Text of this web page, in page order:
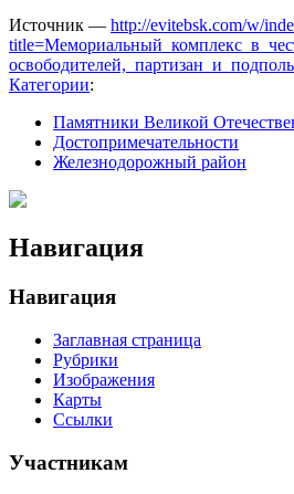
Источник — http://evitebsk.com/w/
Категории:
Памятники Великой
Достопримечательности
Железнодорожный район
Навигация
Навигация
Заглавная страница
Рубрики
Изображения
Карты
Ссылки
Участникам